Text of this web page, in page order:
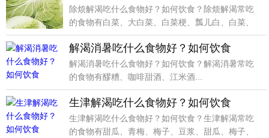
除烦解渴吃什么食物好？如何饮食？除烦解渴常吃
的食物有白菜、大白菜、白菜梗、瓢儿白、白菜、
大白菜、白菜
解渴消暑吃什么食物好？如何饮食
解渴消暑吃什么食物好？如何饮食？解渴消暑常吃
的食物有醪糟、咖啡甜酒、江米酒...
生津解渴吃什么食物好？如何饮食
生津解渴吃什么食物好？如何饮食？生津解渴常吃
的食物有甜瓜、青梅、梅子、豆浆、甜瓜、梅子、